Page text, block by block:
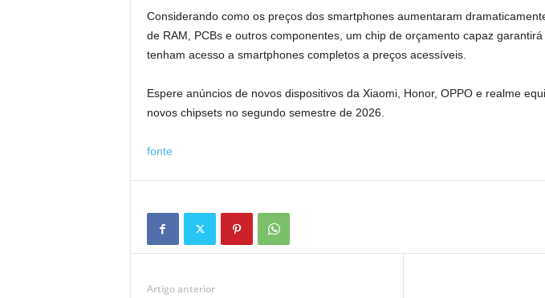
Considerando como os preços dos smartphones aumentaram
de RAM, PCBs e outros componentes, um chip de orçamento capaz
tenham acesso a smartphones completos a preços acessíveis.
Espere anúncios de novos dispositivos da Xiaomi, Honor, OPPO e realme
novos chipsets no segundo semestre de 2026.
fonte
Artigo anterior